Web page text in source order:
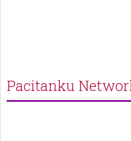
Pacitanku